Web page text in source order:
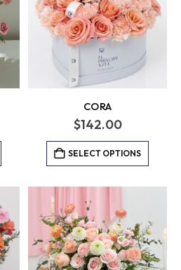
CORA
$142.00
SELECT OPTIONS